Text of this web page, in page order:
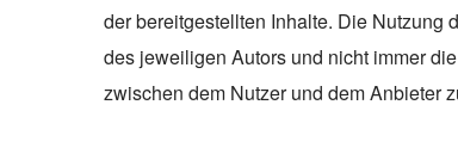
der bereitgestellten Inhalte. Die Nutzung
des jeweiligen Autors und nicht immer
zwischen dem Nutzer und dem Anbieter